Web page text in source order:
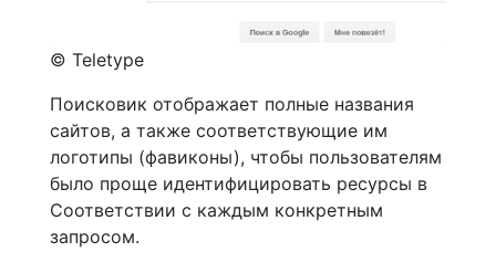
© Teletype
Поисковик отображает полные названия
сайтов, а также соответствующие им
логотипы (фавиконы), чтобы пользователям
было проще идентифицировать ресурсы в
Соответствии с каждым конкретным
запросом.